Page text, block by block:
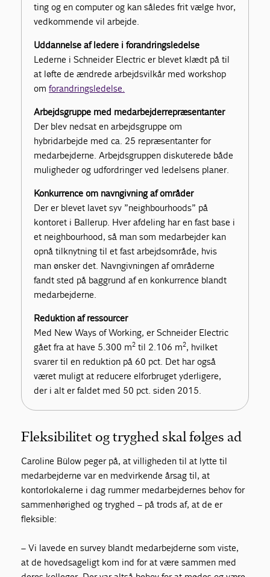
ting og en computer og kan således frit vælge hvor,
vedkommende vil arbejde.
Uddannelse af ledere i forandringsledelse
Lederne i Schneider Electric er blevet klædt på til
at løfte de ændrede arbejdsvilkår med workshop
omforandringsledelse.
Arbejdsgruppe med medarbejderrepræsentanter
Der blev nedsat en arbejdsgruppe om
hybridarbejde med ca. 25 repræsentanter for
medarbejderne. Arbejdsgruppen diskuterede både
muligheder og udfordringer ved ledelsens planer.
Konkurrence om navngivning af områder
Der er blevet lavet syv ”neighbourhoods” på
kontoret i Ballerup. Hver afdeling har en fast base i
et neighbourhood, så man som medarbejder kan
opnå tilknytning til et fast arbejdsområde, hvis
man ønsker det. Navngivningen af områderne
fandt sted på baggrund af en konkurrence blandt
medarbejderne.
Reduktion af ressourcer
Med New Ways of Working, er Schneider Electric
gået fra at have 5.300 m2 til 2.106 m2, hvilket
svarer til en reduktion på 60 pct. Det har også
været muligt at reducere elforbruget yderligere,
der i alt er faldet med 50 pct. siden 2015.
Fleksibilitet og tryghed skal følges ad
Caroline Bülow peger på, at villigheden til at lytte til
medarbejderne var en medvirkende årsag til, at
kontorlokalerne i dag rummer medarbejdernes behov for
sammenhørighed og tryghed – på trods af, at de er
fleksible:
– Vi lavede en survey blandt medarbejderne som viste,
at de hovedsageligt kom ind for at være sammen med